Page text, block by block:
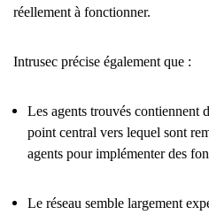
réellement à fonctionner.
Intrusec précise également que :
Les agents trouvés contiennent
point central vers lequel sont
agents pour implémenter des
Le réseau semble largement